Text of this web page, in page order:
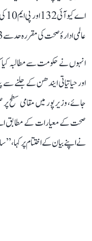
عالمی ادارۂ صحت کی مقررہ حد سے 3.3 گنا زیادہ ہے۔
انہوں نے حکومت سے مطالبہ کیا
اور حیاتیاتی ایندھن کے جلنے سے
جائے، وزیرپور میں مقامی سطح
صحت کے معیارات کے مطابق
نے اپنے بیان کے اختتام پر کہا،